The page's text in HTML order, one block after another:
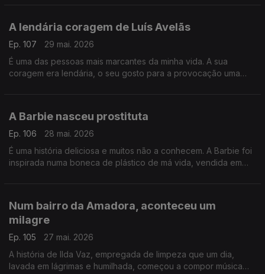
A lendária coragem de Luís Avelãs
Ep. 107
29 mai. 2026
É uma das pessoas mais marcantes da minha vida. A sua
coragem era lendária, o seu gosto para a provocação uma
A Barbie nasceu prostituta
Ep. 106
28 mai. 2026
É uma história deliciosa e muitos não a conhecem. A Barbie foi
inspirada numa boneca de plástico de má vida, vendida em
Num bairro da Amadora, aconteceu um
milagre
Ep. 105
27 mai. 2026
A história de Ilda Vaz, empregada de limpeza que um dia,
lavada em lágrimas e humilhada, começou a compor música